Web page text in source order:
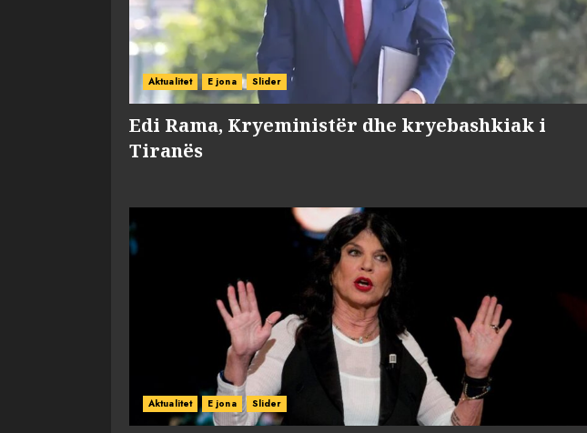
Aktualitet E jona Slider
Edi Rama, Kryeministër dhe kryebashkiak i
Tiranës
Aktualitet E jona Slider